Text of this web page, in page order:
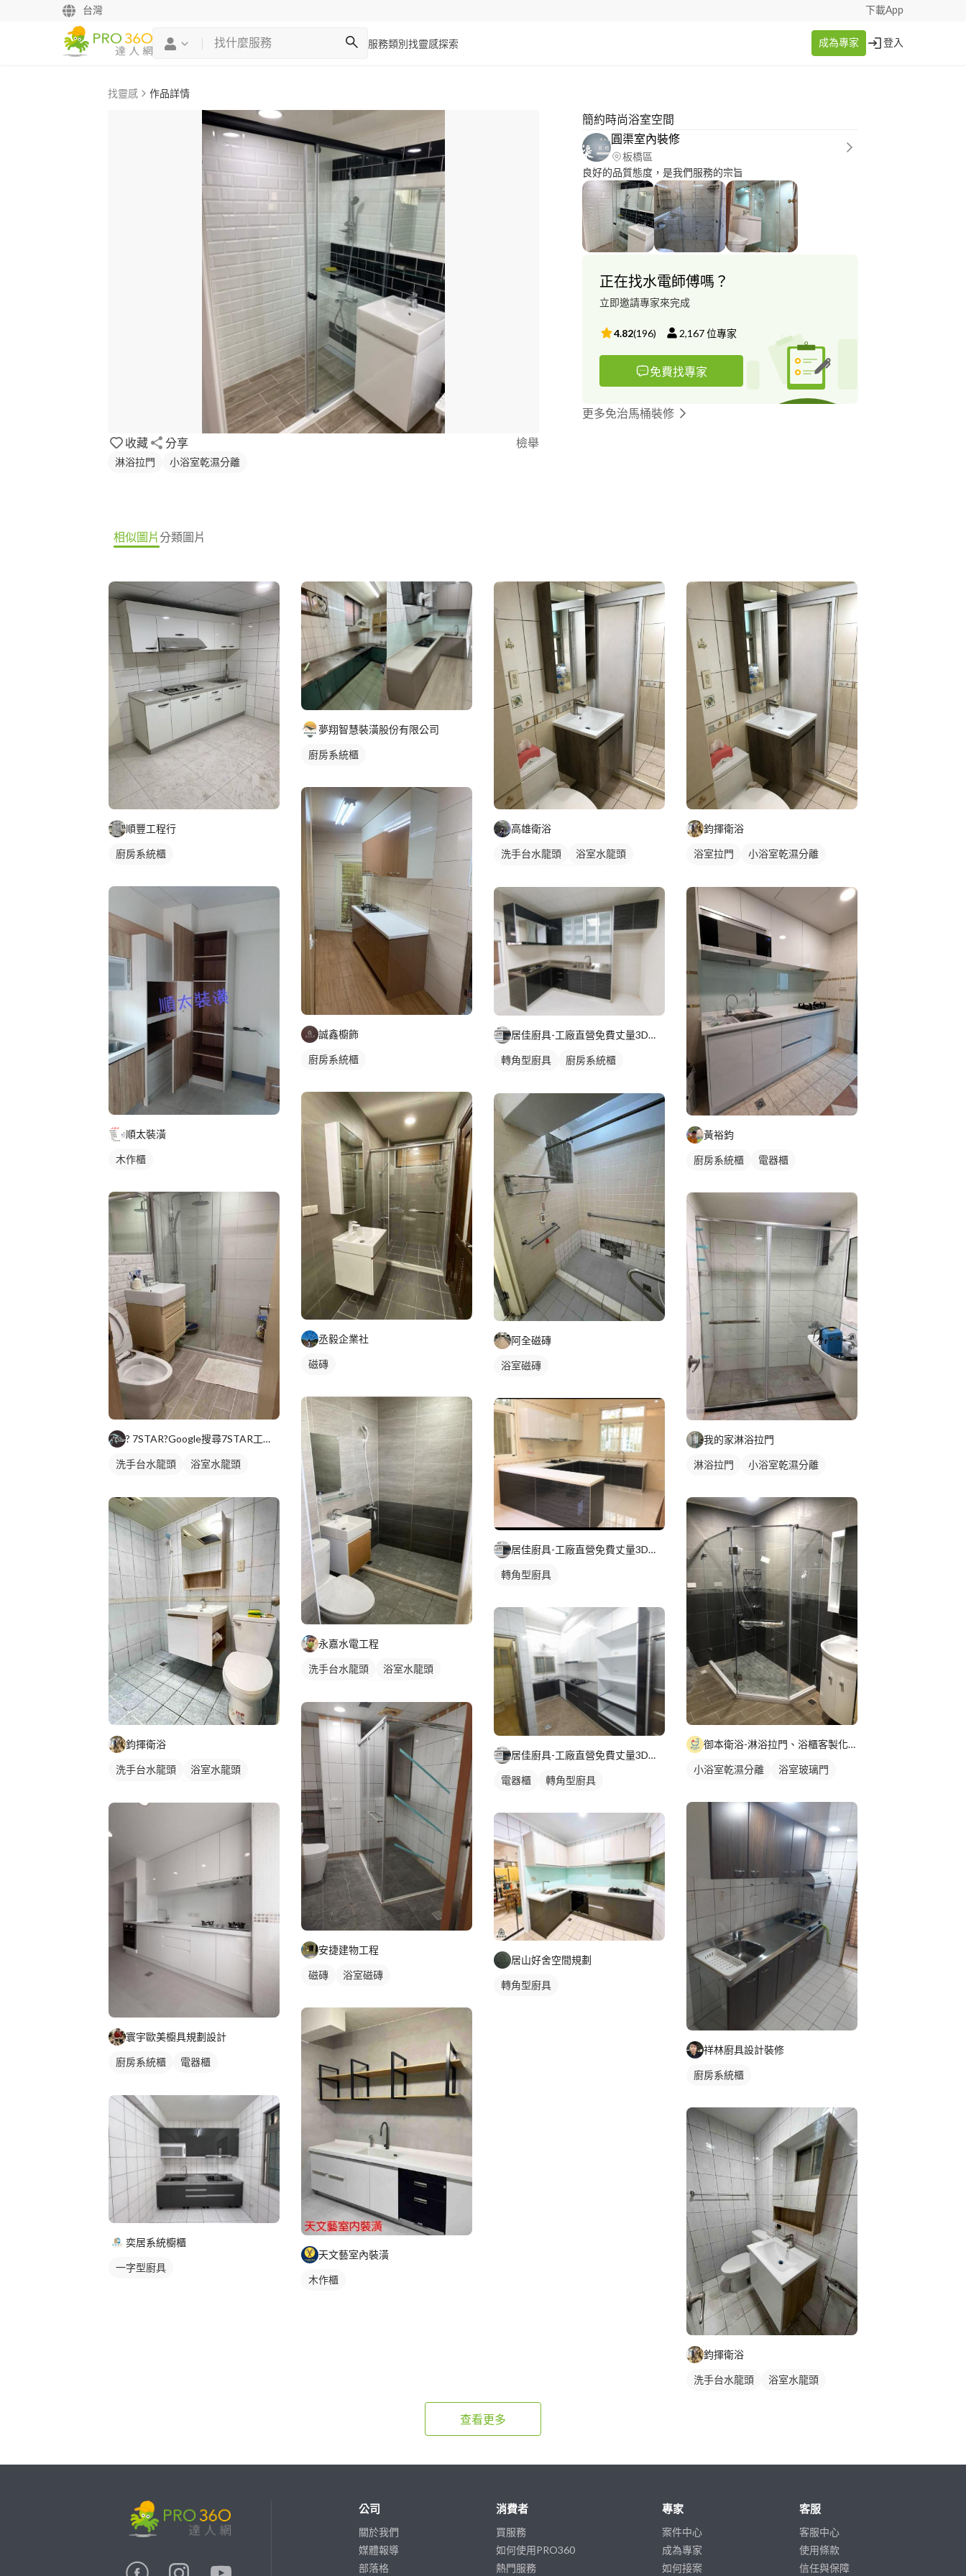
台灣 下載App
服務類別 找靈感探索 成為專家 登入
找靈感 作品詳情
收藏 分享 檢舉
淋浴拉門 小浴室乾濕分離
簡約時尚浴室空間
圓渠室內裝修
板橋區
良好的品質態度，是我們服務的宗旨
正在找水電師傅嗎？
立即邀請專家來完成
4.82(196) 2,167位專家
免費找專家
更多免治馬桶裝修
相似圖片分類圖片
順豐工程行
廚房系統櫃
順太裝潢
木作櫃
? 7STAR?Google搜尋7STAR工程承包
洗手台水龍頭
浴室水龍頭
鈞揮衛浴
洗手台水龍頭
浴室水龍頭
寰宇歐美櫥具規劃設計
廚房系統櫃
電器櫃
奕居系統櫥櫃
一字型廚具
夢翔智慧裝潢股份有限公司
廚房系統櫃
誠鑫櫥飾
廚房系統櫃
丞毅企業社
磁磚
永嘉水電工程
洗手台水龍頭
浴室水龍頭
安捷建物工程
磁磚 浴室磁磚
天文藝室內裝潢
木作櫃
高雄衛浴
洗手台水龍頭
浴室水龍頭
淋浴拉門
小浴室乾濕分離
乾濕分離浴缸
居佳廚具-工廠直營免費丈量3D立體顯示
轉角型廚具
廚房系統櫃
阿全磁磚
浴室磁磚
居佳廚具-工廠直營免費丈量3D立體顯示
轉角型廚具
居佳廚具-工廠直營免費丈量3D立體顯示
電器櫃 轉角型廚具
居山好舍空間規劃
轉角型廚具
鈞揮衛浴
浴室拉門
小浴室乾濕分離
黃裕鈞
廚房系統櫃 電器櫃
我的家淋浴拉門
淋浴拉門 小浴室乾濕分離
御本衛浴-淋浴拉門、浴櫃客製化設計
小浴室乾濕分離 浴室玻璃門
祥林廚具設計裝修
廚房系統櫃
鈞揮衛浴
洗手台水龍頭
浴室水龍頭
查看更多
公司
關於我們
媒體報導
部落格
消費者
買服務
如何使用PRO360
熱門服務
專家
案件中心
成為專家
如何接案
客服
客服中心
使用條款
信任與保障